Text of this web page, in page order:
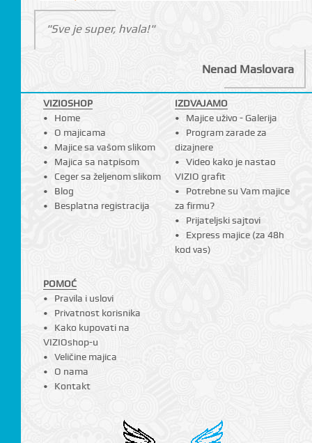
"Sve je super, hvala!"
Nenad Maslovara
VIZIOSHOP
Home
O majicama
Majice sa vašom slikom
Majica sa natpisom
Ceger sa željenom slikom
Blog
Besplatna registracija
IZDVAJAMO
Majice uživo - Galerija
Program zarade za
dizajnere
Video kako je nastao
VIZIO grafit
Potrebne su Vam majice
za firmu?
Prijateljski sajtovi
Express majice (za 48h
kod vas)
POMOĆ
Pravila i uslovi
Privatnost korisnika
Kako kupovati na
VIZIOshop-u
Veličine majica
O nama
Kontakt